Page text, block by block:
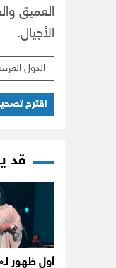
العميق
الأجيال.
الدول
اقترح
قد
أول ظهور